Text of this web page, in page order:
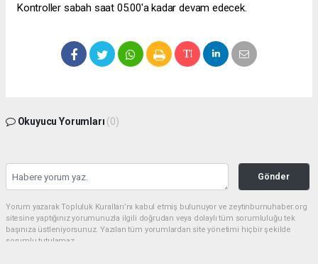
Kontroller sabah saat 05.00'a kadar devam edecek.
Okuyucu Yorumları (0)
Gönder
Yorum yazarak Topluluk Kuralları’nı kabul etmiş bulunuyor ve zeytinburnuhaber.org
sitesine yaptığınız yorumunuzla ilgili doğrudan veya dolaylı tüm sorumluluğu tek
başınıza üstleniyorsunuz. Yazılan tüm yorumlardan site yönetimi hiçbir şekilde
sorumlu tutulamaz.